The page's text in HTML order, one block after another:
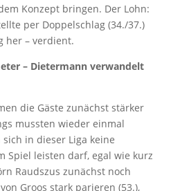
Konzept bringen. Der Lohn:
per Doppelschlag (34./37.)
her – verdient.
– Dietermann verwandelt
die Gäste zunächst stärker
mussten wieder einmal
in dieser Liga keine
Spiel leisten darf, egal wie kurz
Raudszus zunächst noch
Groos stark parieren (53.),